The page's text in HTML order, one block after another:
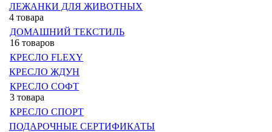
ЛЕЖАНКИ ДЛЯ ЖИВОТНЫХ
4 товара
ДОМАШНИЙ ТЕКСТИЛЬ
16 товаров
КРЕСЛО FLEXY
КРЕСЛО ЖДУН
КРЕСЛО СОФТ
3 товара
КРЕСЛО СПОРТ
ПОДАРОЧНЫЕ СЕРТИФИКАТЫ